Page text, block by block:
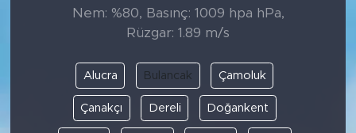
Nem: %80, Basınç: 1009 hpa hPa,
Rüzgar: 1.89 m/s
Alucra Bulancak Çamoluk
Çanakçı Dereli Doğankent